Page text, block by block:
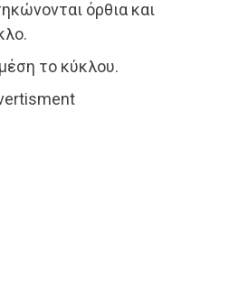
όρθια και
το κύκλου.